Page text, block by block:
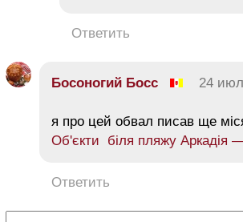
Ответить
Босоногий Босс 24
я про цей обвал писав ще
Об'єкти біля пляжу Аркадія
Ответить